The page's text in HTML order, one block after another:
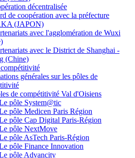
décentralisée
de coopération avec la préfecture
(JAPON)
avec l'agglomération de Wuxi
avec le District de Shanghai -
(Chine)
générales sur les pôles de
de compétitivité Val d'Oisiens
pôle System@tic
pôle Medicen Paris Région
pôle Cap Digital Paris-Région
pôle NextMove
pôle AsTech Paris-Région
pôle Finance Innovation
pôle Advancity